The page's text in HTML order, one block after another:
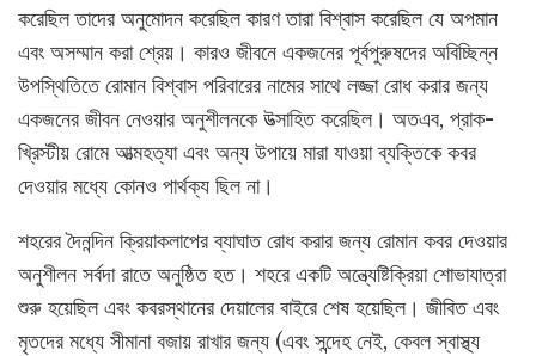
করেছিল তাদের অনুমোদন করেছিল কারণ তারা বিশ্বাস করেছিল যে অপমান
এবং অসম্মান করা শ্রেয়। কারও জীবনে একজনের পূর্বপুরুষদের অবিচ্ছিন্ন
উপস্থিতিতে রোমান বিশ্বাস পরিবারের নামের সাথে লজ্জা রোধ করার জন্য
একজনের জীবন নেওয়ার অনুশীলনকে উত্সাহিত করেছিল। অতএব, প্রাক-
খ্রিস্টীয় রোমে আত্মহত্যা এবং অন্য উপায়ে মারা যাওয়া ব্যক্তিকে কবর
দেওয়ার মধ্যে কোনও পার্থক্য ছিল না।
শহরের দৈনন্দিন ক্রিয়াকলাপের ব্যাঘাত রোধ করার জন্য রোমান কবর দেওয়ার
অনুশীলন সর্বদা রাতে অনুষ্ঠিত হত। শহরে একটি অন্ত্যেষ্টিক্রিয়া শোভাযাত্রা
শুরু হয়েছিল এবং কবরস্থানের দেয়ালের বাইরে শেষ হয়েছিল। জীবিত এবং
মৃতদের মধ্যে সীমানা বজায় রাখার জন্য (এবং সন্দেহ নেই, কেবল স্বাস্থ্য